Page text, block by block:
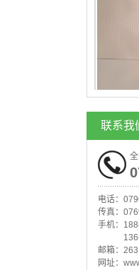
TPU夹
联系我
电话：
传真：
手机：
邮箱：
网址：